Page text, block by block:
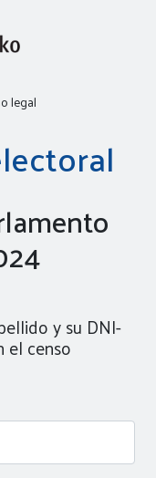
legal
y su DNI-
el censo